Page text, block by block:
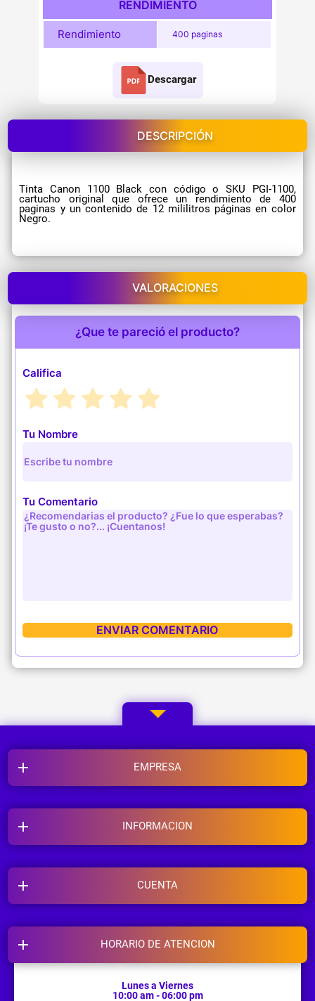
RENDIMIENTO
Rendimiento 400 paginas
Descargar
DESCRIPCIÓN
Tinta Canon 1100 Black con código o SKU PGI-1100,
cartucho original que ofrece un rendimiento de 400
paginas y un contenido de 12 mililitros páginas en color
Negro.
VALORACIONES
¿Que te pareció el producto?
Califica
Tu Nombre
Tu Comentario
EMPRESA
INFORMACION
HORARIO DE ATENCION
Lunes a Viernes
10:00 am - 06:00 pm
CUENTA